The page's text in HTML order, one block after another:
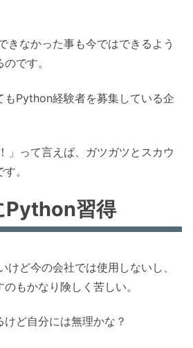
きなかった事も今ではできるよう
です。
もPython経験者を募集している企
」って言えば、ガツガツとスカウ
。
Python習得
ど今の会社では使用しないし、
もかなり険しく苦しい。
ど自分には無理かな？